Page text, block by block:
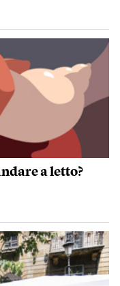
a letto?